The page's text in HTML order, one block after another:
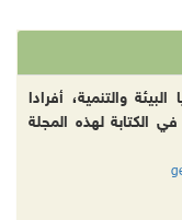
والتنمية، أفرادا
الكتابة لهذه المجلة